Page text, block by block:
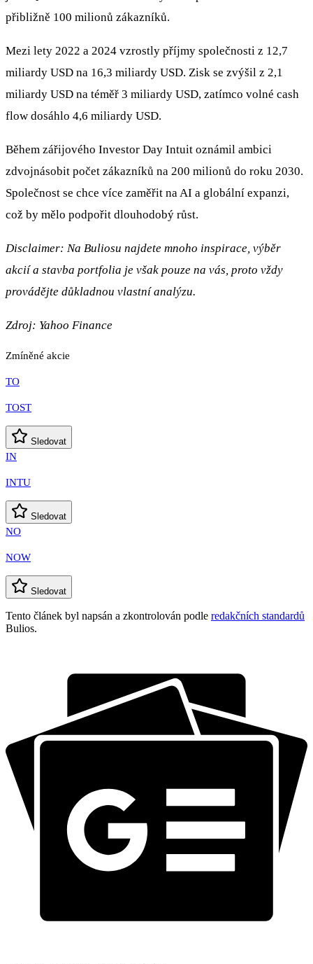
přibližně 100 milionů zákazníků.
Mezi lety 2022 a 2024 vzrostly příjmy společnosti z 12,7
miliardy USD na 16,3 miliardy USD. Zisk se zvýšil z 2,1
miliardy USD na téměř 3 miliardy USD, zatímco volné cash
flow dosáhlo 4,6 miliardy USD.
Během zářijového Investor Day Intuit oznámil ambici
zdvojnásobit počet zákazníků na 200 milionů do roku 2030.
Společnost se chce více zaměřit na AI a globální expanzi,
což by mělo podpořit dlouhodobý růst.
Disclaimer: Na Buliosu najdete mnoho inspirace, výběr
akcií a stavba portfolia je však pouze na vás, proto vždy
provádějte důkladnou vlastní analýzu.
Zdroj: Yahoo Finance
Zmíněné akcie
TO
TOST
Sledovat
IN
INTU
Sledovat
NO
NOW
Sledovat
Tento článek byl napsán a zkontrolován podle redakčních standardů
Bulios.